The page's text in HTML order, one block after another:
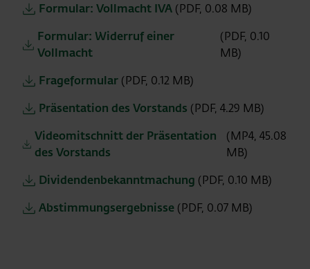
Formular: Vollmacht IVA (PDF, 0.08 MB)
Formular: Widerruf einer
Vollmacht
(PDF, 0.10
MB)
Frageformular (PDF, 0.12 MB)
Präsentation des Vorstands (PDF, 4.29 MB)
Videomitschnitt der Präsentation
des Vorstands
(MP4, 45.08
MB)
Dividendenbekanntmachung (PDF, 0.10 MB)
Abstimmungsergebnisse (PDF, 0.07 MB)